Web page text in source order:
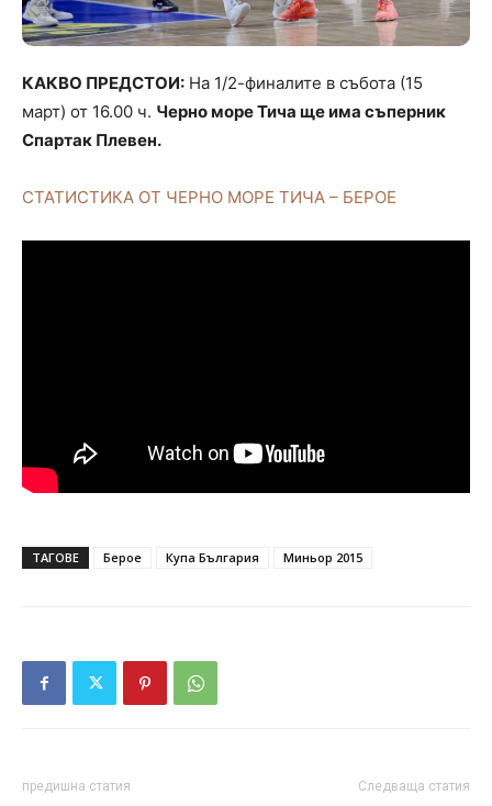
КАКВО ПРЕДСТОИ: На 1/2-финалите в събота (15
март) от 16.00 ч. Черно море Тича ще има съперник
Спартак Плевен.
СТАТИСТИКА ОТ ЧЕРНО МОРЕ ТИЧА – БЕРОЕ
ТАГОВЕ Берое Купа България Миньор 2015
предишна статия Следваща статия